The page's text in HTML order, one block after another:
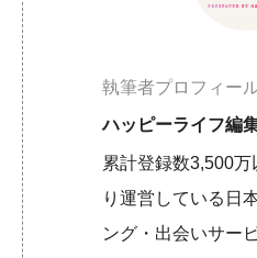
執筆者プロフィー
ハッピーライフ編
累計登録数3,500万
り運営している日
ング・出会いサー